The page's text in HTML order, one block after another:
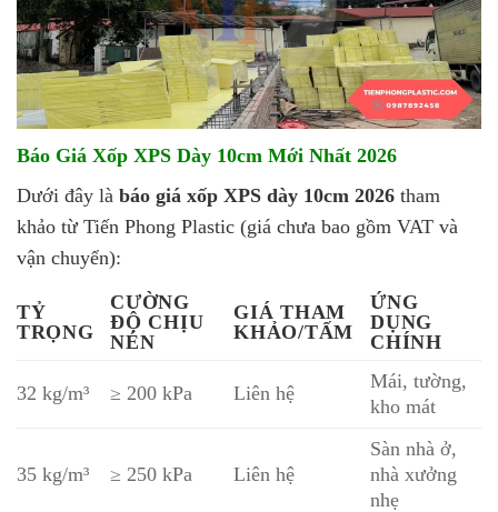
Báo Giá Xốp XPS Dày 10cm Mới Nhất 2026
Dưới đây là báo giá xốp XPS dày 10cm 2026 tham
khảo từ Tiến Phong Plastic (giá chưa bao gồm VAT và
vận chuyển):
TỶ
TRỌNG
CƯỜNG
ĐỘ CHỊU
NÉN
GIÁ THAM
KHẢO/TẤM
ỨNG
DỤNG
CHÍNH
32 kg/m³ ≥ 200 kPa Liên hệ
Mái, tường,
kho mát
35 kg/m³ ≥ 250 kPa Liên hệ
Sàn nhà ở,
nhà xưởng
nhẹ